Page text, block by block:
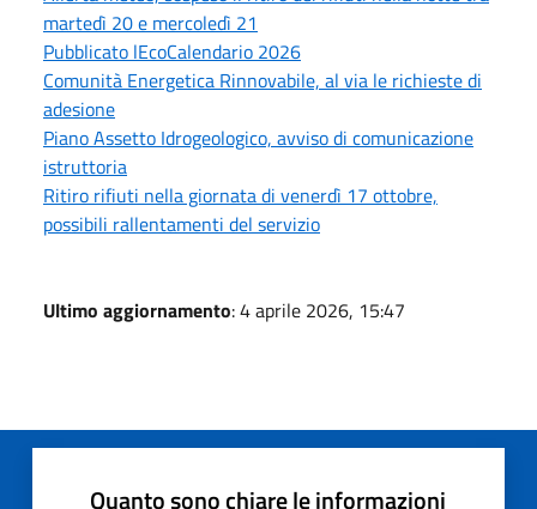
martedì 20 e mercoledì 21
Pubblicato lEcoCalendario 2026
Comunità Energetica Rinnovabile, al via le richieste di
adesione
Piano Assetto Idrogeologico, avviso di comunicazione
istruttoria
Ritiro rifiuti nella giornata di venerdì 17 ottobre,
possibili rallentamenti del servizio
Ultimo aggiornamento: 4 aprile 2026, 15:47
Quanto sono chiare le informazioni